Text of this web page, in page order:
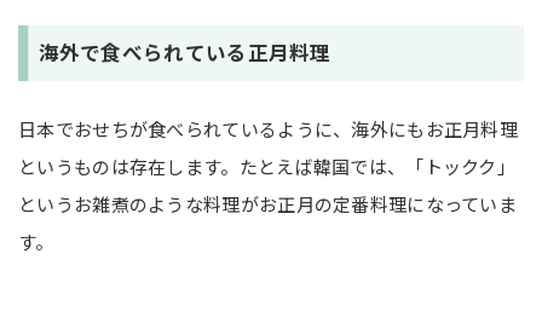
海外で食べられている正月料理
日本でおせちが食べられているように、海外にもお正月料理
というものは存在します。たとえば韓国では、「トックク」
というお雑煮のような料理がお正月の定番料理になっていま
す。